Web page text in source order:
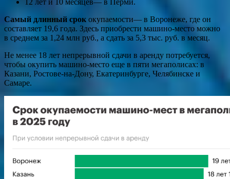
Самый длинный срок окупаемости— в Воронеже, где он
составляет 19,6 года. Здесь приобрести машино-место можно
в среднем за 1,24 млн руб., а сдать за 5,3 тыс. руб. в месяц.
Не менее 18 лет непрерывной сдачи в аренду потребуется,
чтобы окупить машино-место еще в пяти мегаполисах: в
Казани, Ростове-на-Дону, Екатеринбурге, Челябинске и
Самаре.